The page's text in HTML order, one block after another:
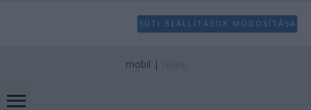
SÜTI BEÁLLÍTÁSOK MÓDOSÍTÁSA
mobil |